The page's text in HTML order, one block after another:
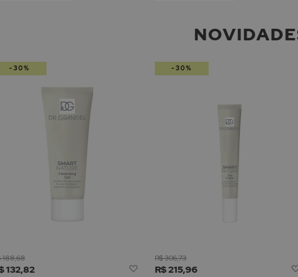
132,82
188,68
Adicionar
-30%
R$ 215,96
R$ 306,73
-30%